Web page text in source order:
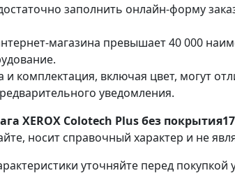
заполнить онлайн-форму
магазина превышает 40 000
и комплектация, включая цвет, могут
уведомления.
XEROX Colotech Plus без
носит справочный характер и не
уточняйте перед